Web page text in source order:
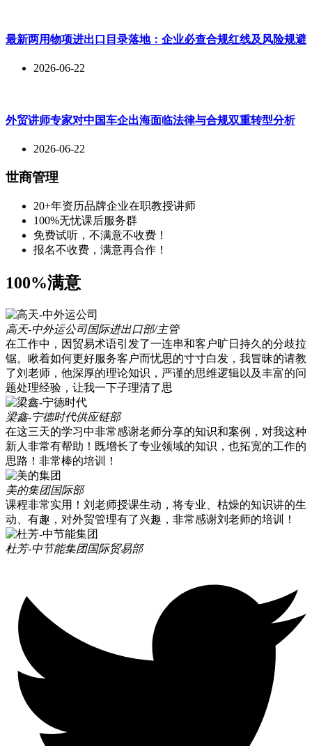
最新两用物项进出口目录落地：企业必查合规红线及风险规避
2026-06-22
外贸讲师专家对中国车企出海面临法律与合规双重转型分析
2026-06-22
世商管理
20+年资历品牌企业在职教授讲师
100%无忧课后服务群
免费试听，不满意不收费！
报名不收费，满意再合作！
100%满意
高天-中外运公司国际进出口部/主管
在工作中，因贸易术语引发了一连串和客户旷日持久的分歧拉
锯。瞅着如何更好服务客户而忧思的寸寸白发，我冒昧的请教
了刘老师，他深厚的理论知识，严谨的思维逻辑以及丰富的问
题处理经验，让我一下子理清了思
梁鑫-宁德时代供应链部
在这三天的学习中非常感谢老师分享的知识和案例，对我这种
新人非常有帮助！既增长了专业领域的知识，也拓宽的工作的
思路！非常棒的培训！
美的集团国际部
课程非常实用！刘老师授课生动，将专业、枯燥的知识讲的生
动、有趣，对外贸管理有了兴趣，非常感谢刘老师的培训！
杜芳-中节能集团国际贸易部